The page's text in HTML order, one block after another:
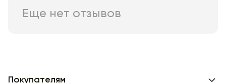
Еще нет отзывов
Покупателям